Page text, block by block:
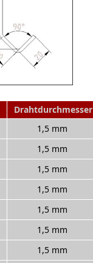
Drahtdurchmesser
1,5 mm
1,5 mm
1,5 mm
1,5 mm
1,5 mm
1,5 mm
1,5 mm